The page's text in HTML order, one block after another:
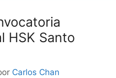
HSK Santo
Carlos Chan